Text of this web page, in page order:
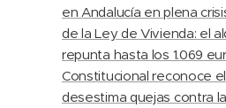
en Andalucía en plena
de la Ley de Vivienda: el
repunta hasta los 1.069
Constitucional reconoce
desestima quejas contra